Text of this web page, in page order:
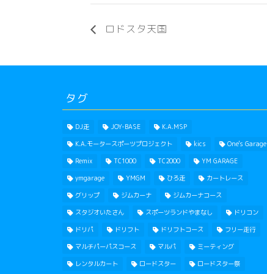
ロドスタ天国
タグ
DJ走 JOY-BASE
K.A.MSP
K.A.モータースポーツプロジェクト
kics
One's Garage
Remix
TC1000 TC2000
YM GARAGE
ymgarage
YMGM ひろ走
カートレース
グリップ
ジムカーナ
ジムカーナコース
スタジオいたさん
スポーツランドやまなし
ドリコン
ドリパ
ドリフト ドリフトコース
フリー走行
マルチパーパスコース
マルパ
ミーティング
レンタルカート
ロードスター ロードスター祭